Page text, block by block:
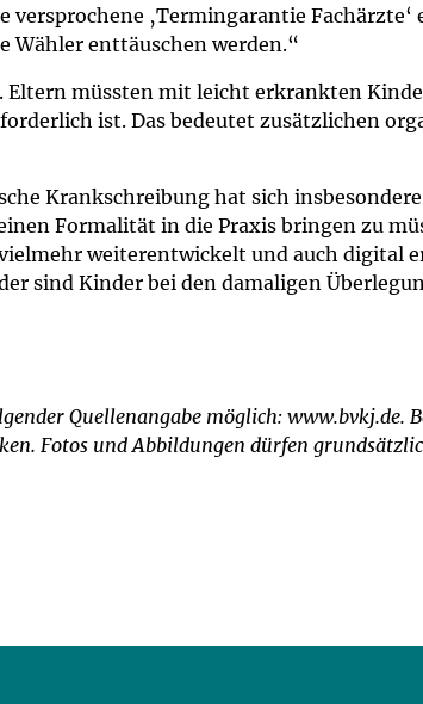
‚Termingarantie
Wähler enttäuschen werden.“
müssten mit leicht erkrankten
ist. Das bedeutet zusätzlichen
Krankschreibung hat sich
Formalität in die Praxis bringen zu
weiterentwickelt und auch digital
sind Kinder bei den damaligen
Quellenangabe möglich:
Fotos und Abbildungen dürfen